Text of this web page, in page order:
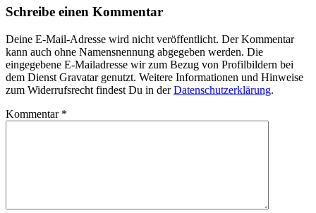
Schreibe einen Kommentar
Deine E-Mail-Adresse wird nicht veröffentlicht. Der Kommentar
kann auch ohne Namensnennung abgegeben werden. Die
eingegebene E-Mailadresse wir zum Bezug von Profilbildern bei
dem Dienst Gravatar genutzt. Weitere Informationen und Hinweise
zum Widerrufsrecht findest Du in derDatenschutzerklärung.
Kommentar *